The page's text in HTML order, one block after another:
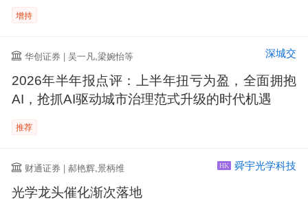
增持
华创证券 | 吴一凡,梁婉怡等 深城交
2026年半年报点评：上半年扭亏为盈，全面拥抱
AI，抢抓AI驱动城市治理范式升级的时代机遇
推荐
财通证券 | 郝艳辉,景柄维 HK 舜宇光学科技
光学龙头催化渐次落地